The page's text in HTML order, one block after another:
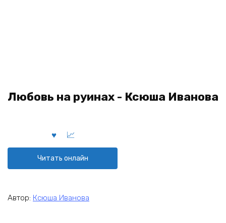
Любовь на руинах - Ксюша Иванова
Читать онлайн
Автор: Ксюша Иванова